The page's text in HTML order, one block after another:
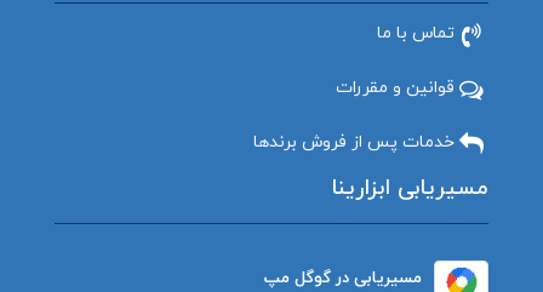
تماس با ما
قوانین و مقررات
خدمات پس از فروش برندها
مسیریابی ابزارینا
مسیریابی در گوگل مپ